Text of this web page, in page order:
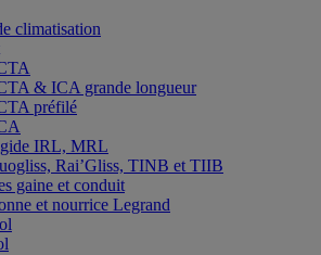
climatisation
& ICA grande longueur
préfilé
IRL, MRL
Rai’Gliss, TINB et TIIB
gaine et conduit
et nourrice Legrand